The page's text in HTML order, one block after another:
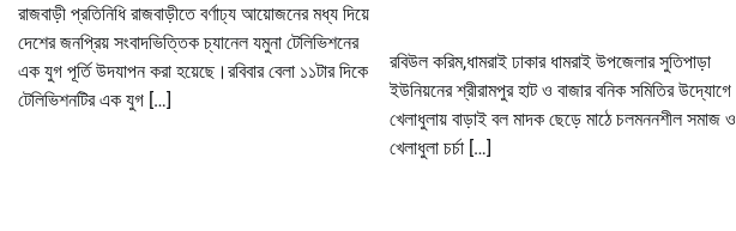
রাজবাড়ী প্রতিনিধি রাজবাড়ীতে বর্ণাঢ্য আয়োজনের মধ্য দিয়ে
দেশের জনপ্রিয় সংবাদভিত্তিক চ্যানেল যমুনা টেলিভিশনের
এক যুগ পূর্তি উদযাপন করা হয়েছে।রবিবার বেলা ১১টার দিকে
টেলিভিশনটির এক যুগ […]
রবিউল করিম,ধামরাই ঢাকার ধামরাই উপজেলার সুতিপাড়া
ইউনিয়নের শ্রীরামপুর হাট ও বাজার বনিক সমিতির উদ্যোগে
খেলাধুলায় বাড়াই বল মাদক ছেড়ে মাঠে চলমননশীল সমাজ ও
খেলাধুলা চর্চা […]